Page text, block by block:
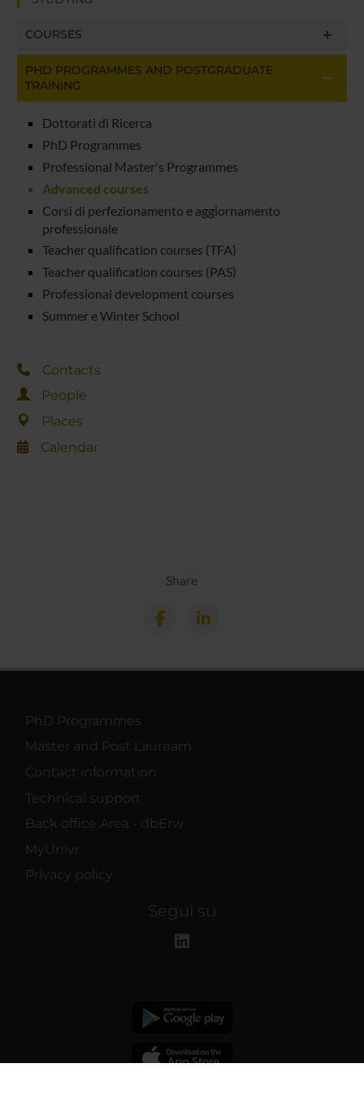
COURSES
PHD PROGRAMMES AND POSTGRADUATE
TRAINING
Dottorati di Ricerca
PhD Programmes
Professional Master's Programmes
Advanced courses
Corsi di perfezionamento e aggiornamento
professionale
Teacher qualification courses (TFA)
Teacher qualification courses (PAS)
Professional development courses
Summer e Winter School
Contacts
People
Places
Calendar
Share
PhD Programmes
Master and Post Lauream
Contact information
Technical support
Back office Area - dbErw
MyUnivr
Privacy policy
Segui su